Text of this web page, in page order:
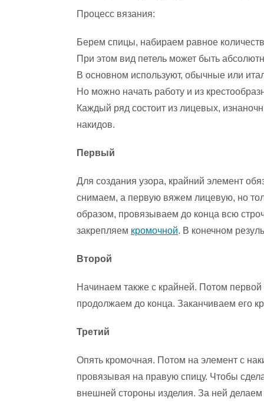
Процесс вязания:
Берем спицы, набираем равное
При этом вид петель может быть
В основном используют, обычные или
Но можно начать работу и из
Каждый ряд состоит из лицевых,
накидов.
Первый
Для создания узора, крайний элемент
снимаем, а первую вяжем лицевую, но
образом, провязываем до конца всю
закрепляем кромочной. В конечном
Второй
Начинаем также с крайней. Потом
продолжаем до конца. Заканчиваем его
Третий
Опять кромочная. Потом на элемент с
провязывая на правую спицу. Чтобы
внешней стороны изделия. За ней